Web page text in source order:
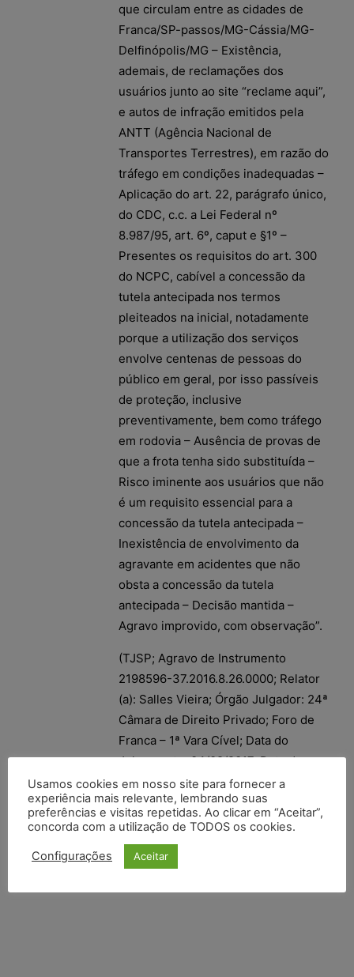
que circulam entre as cidades de
Franca/SP-passos/MG-Cássia/MG-
Delfinópolis/MG – Existência,
ademais, de reclamações dos
usuários junto ao site “reclame aqui”,
e autos de infração emitidos pela
ANTT (Agência Nacional de
Transportes Terrestres), em razão do
tráfego em condições inadequadas –
Aplicação do art. 22, parágrafo único,
do CDC, c.c. a Lei Federal nº
8.987/95, art. 6º, caput e §1º –
Presentes os requisitos do art. 300
do NCPC, cabível a concessão da
tutela antecipada nos termos
pleiteados na inicial, notadamente
porque a utilização dos serviços
envolve centenas de pessoas do
público em geral, por isso passíveis
de proteção, inclusive
preventivamente, bem como tráfego
em rodovia – Ausência de provas de
que a frota tenha sido substituída –
Risco iminente aos usuários que não
é um requisito essencial para a
concessão da tutela antecipada –
Inexistência de envolvimento da
agravante em acidentes que não
obsta a concessão da tutela
antecipada – Decisão mantida –
Agravo improvido, com observação”.
(TJSP; Agravo de Instrumento
2198596-37.2016.8.26.0000; Relator
(a): Salles Vieira; Órgão Julgador: 24ª
Câmara de Direito Privado; Foro de
Franca – 1ª Vara Cível; Data do
Julgamento: 04/09/2017; Data de
Registro: 04/09/2017)
Usamos cookies em nosso site para fornecer a
experiência mais relevante, lembrando suas
preferências e visitas repetidas. Ao clicar em “Aceitar”,
concorda com a utilização de TODOS os cookies.
Configurações Aceitar